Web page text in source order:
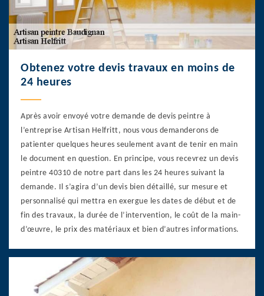
Obtenez votre devis travaux en moins de
24 heures
Après avoir envoyé votre demande de devis peintre à
l’entreprise Artisan Helfritt, nous vous demanderons de
patienter quelques heures seulement avant de tenir en main
le document en question. En principe, vous recevrez un devis
peintre 40310 de notre part dans les 24 heures suivant la
demande. Il s’agira d’un devis bien détaillé, sur mesure et
personnalisé qui mettra en exergue les dates de début et de
fin des travaux, la durée de l’intervention, le coût de la main-
d’œuvre, le prix des matériaux et bien d’autres informations.